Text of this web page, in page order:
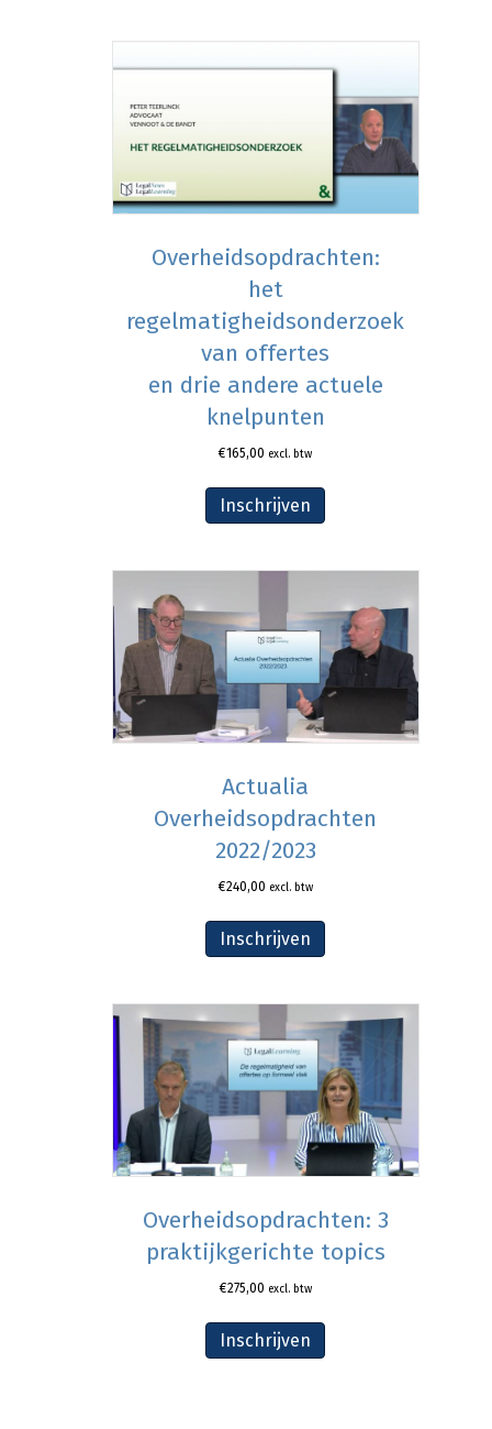
Overheidsopdrachten:
het
regelmatigheidsonderzoek
van offertes
en drie andere actuele
knelpunten
€165,00 excl. btw
Inschrijven
Actualia
Overheidsopdrachten
2022/2023
€240,00 excl. btw
Inschrijven
Overheidsopdrachten: 3
praktijkgerichte topics
€275,00 excl. btw
Inschrijven